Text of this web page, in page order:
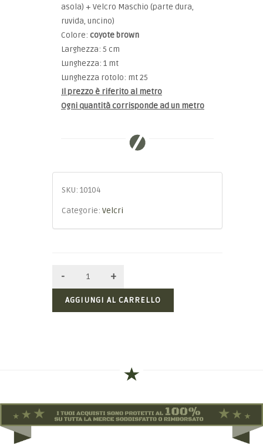
asola) + Velcro Maschio (parte dura,
ruvida, uncino)
Colore: coyote brown
Larghezza: 5 cm
Lunghezza: 1 mt
Lunghezza rotolo: mt 25
Il prezzo è riferito al metro
Ogni quantità corrisponde ad un metro
SKU: 10104
Categorie: Velcri
AGGIUNGI AL CARRELLO